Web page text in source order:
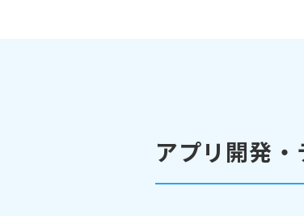
アプリ開発